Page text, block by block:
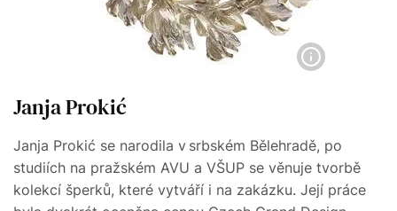
Janja Prokić
Janja Prokić se narodila v srbském Bělehradě, po
studiích na pražském AVU a VŠUP se věnuje tvorbě
kolekcí šperků, které vytváří i na zakázku. Její práce